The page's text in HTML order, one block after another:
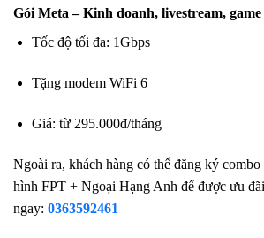
Gói Meta – Kinh doanh, livestream,
Tốc độ tối đa: 1Gbps
Tặng modem WiFi 6
Giá: từ 295.000đ/tháng
Ngoài ra, khách hàng có thể đăng ký
hình FPT + Ngoại Hạng Anh để được ưu
ngay: 0363592461